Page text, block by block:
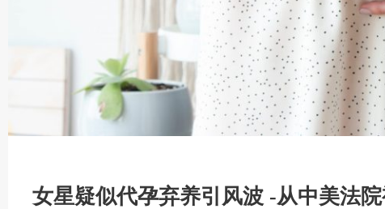
女星疑似代孕弃养引风波 -从中美法